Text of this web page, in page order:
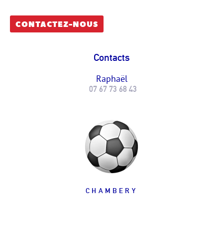
CHAMBERY
CONTACTEZ-NOUS
Contacts
Raphaël
07 67 73 68 43